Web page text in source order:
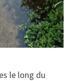
le long du